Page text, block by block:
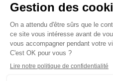
Registro Imprese
REA: MI-1539011
Capitale sociale: Euro 10.400,00 i.v.
Contatti